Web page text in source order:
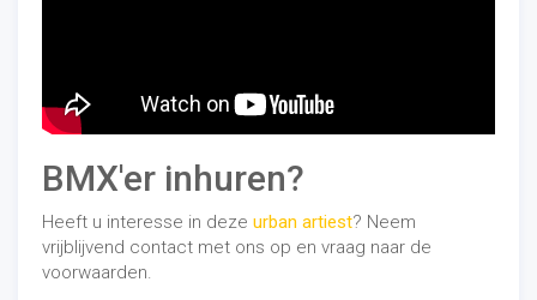
BMX'er inhuren?
Heeft u interesse in deze urban artiest? Neem
vrijblijvend contact met ons op en vraag naar de
voorwaarden.